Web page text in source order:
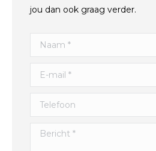
jou dan ook graag verder.
Naam *
E-mail *
Telefoon
Bericht *